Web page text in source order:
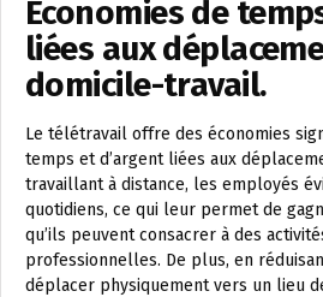
Économies de
liées aux
domicile-travail.
Le télétravail offre des économies
temps et d’argent liées aux
travaillant à distance, les employés
quotidiens, ce qui leur permet de
qu’ils peuvent consacrer à des
professionnelles. De plus, en
déplacer physiquement vers un lieu